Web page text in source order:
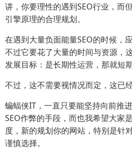
讲，你要理性的遇到SEO行业，而
引擎原理的合理规划。
在遇到大量负面能量SEO的时候，
不过它要花了大量的时间与资源，
发展目标：是长期性运营，那就短期
不过，这不需要视情况而定，这已
蝙蝠侠IT，一直只要能坚持向前推
SEO作弊的手段，而也我希望大家
度，新的规划你的网站，特别是针
谨慎选择。